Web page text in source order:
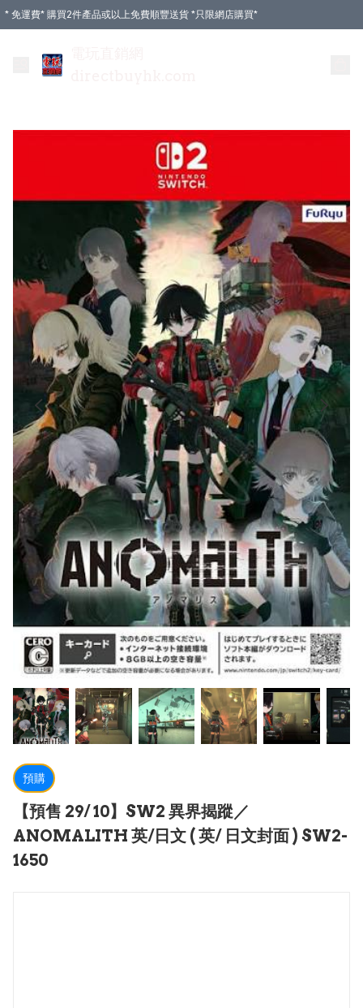
* 免運費* 購買2件產品或以上免費順豐送貨 *只限網店購買*
預購
【預售 29/ 10】SW2 異界揭蹤／
ANOMALITH 英/日文 ( 英/ 日文封面 ) SW2-
1650